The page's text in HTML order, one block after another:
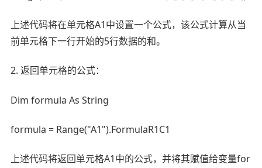
上述代码将在单元格A1中设置一个公式，该公式计算从当
前单元格下一行开始的5行数据的和。
2. 返回单元格的公式：
Dim formula As String
formula = Range("A1").FormulaR1C1
上述代码将返回单元格A1中的公式，并将其赋值给变量for